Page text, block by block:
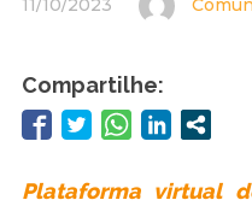
11/10/2023
Compartilhe:
Plataforma virtual